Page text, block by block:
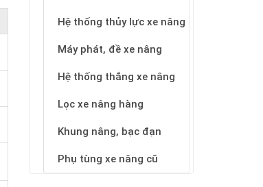
Hệ thống thủy lực xe nâng
Máy phát, đề xe nâng
Hệ thống thắng xe nâng
Lọc xe nâng hàng
Khung nâng, bạc đạn
Phụ tùng xe nâng cũ